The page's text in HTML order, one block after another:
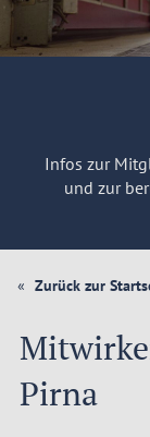
Infos zur
und zur
Zurück zur
Pirna